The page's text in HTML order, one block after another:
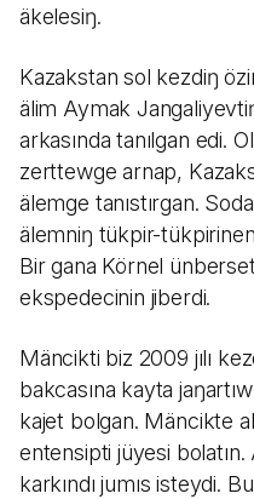
äkelesiŋ.
Kazakstan sol kezdiŋ
älim Aymak
arkasında tanılgan edi.
zerttewge arnap,
älemge tanıstırgan.
älemniŋ tükpir-
Bir gana Körnel
ekspedecinin jiberdi.
Mäncikti biz 2009 jılı
bakcasına kayta
kajet bolgan. Mäncikte
entensipti jüyesi bolatın.
karkındı jumıs isteydi.